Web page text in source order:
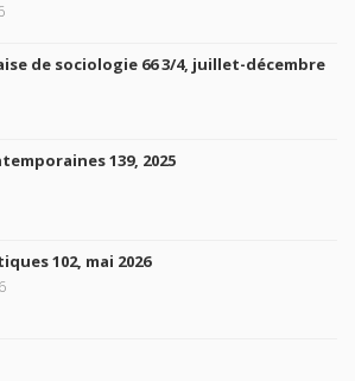
de sociologie 66 3/4, juillet-décembre
139, 2025
102, mai 2026